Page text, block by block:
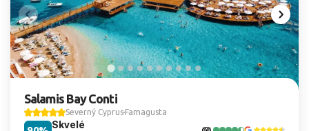
Salamis Bay Conti
Severný Cyprus Famagusta
Skvelé